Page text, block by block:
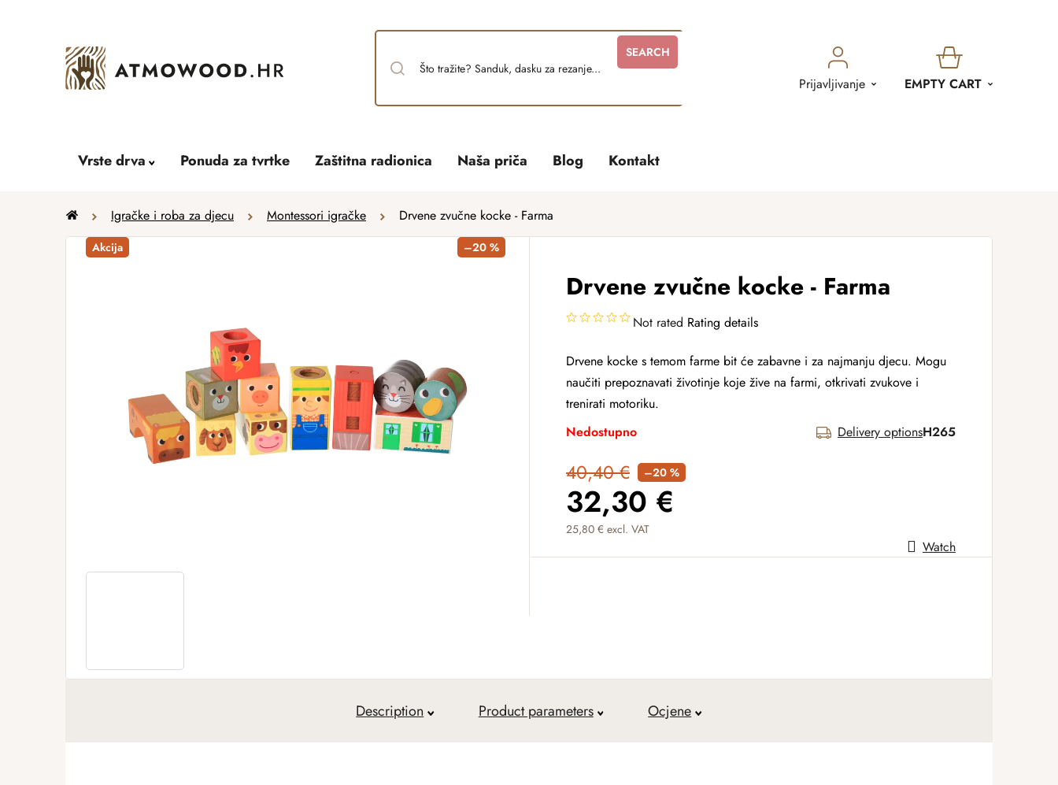
SEARCH
Prijavljivanje
SHOPPING
EMPTY CART
Vrste drva Ponuda za tvrtke Zaštitna radionica Naša priča Blog Kontakt
Home Igračke i roba za djecu Montessori igračke Drvene zvučne kocke - Farma
Drvene zvučne kocke - Farma
Not rated Rating details
Drvene kocke s temom farme bit će zabavne i za najmanju djecu. Mogu
naučiti prepoznavati životinje koje žive na farmi, otkrivati ​​zvukove i
trenirati motoriku.
Nedostupno
Delivery optionsH265
40,40 € –20 %
32,30 €
25,80 € excl. VAT
Measure price: Watch
Akcija –20 %
Description Product parameters Ocjene